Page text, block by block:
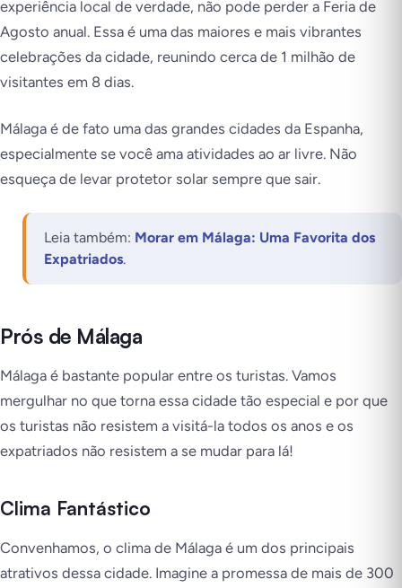
experiência local de verdade, não pode perder a Feria de
Agosto anual. Essa é uma das maiores e mais vibrantes
celebrações da cidade, reunindo cerca de 1 milhão de
visitantes em 8 dias.
Málaga é de fato uma das grandes cidades da Espanha,
especialmente se você ama atividades ao ar livre. Não
esqueça de levar protetor solar sempre que sair.
Leia também: Morar em Málaga: Uma Favorita dos
Expatriados.
Prós de Málaga
Málaga é bastante popular entre os turistas. Vamos
mergulhar no que torna essa cidade tão especial e por que
os turistas não resistem a visitá-la todos os anos e os
expatriados não resistem a se mudar para lá!
Clima Fantástico
Convenhamos, o clima de Málaga é um dos principais
atrativos dessa cidade. Imagine a promessa de mais de 300